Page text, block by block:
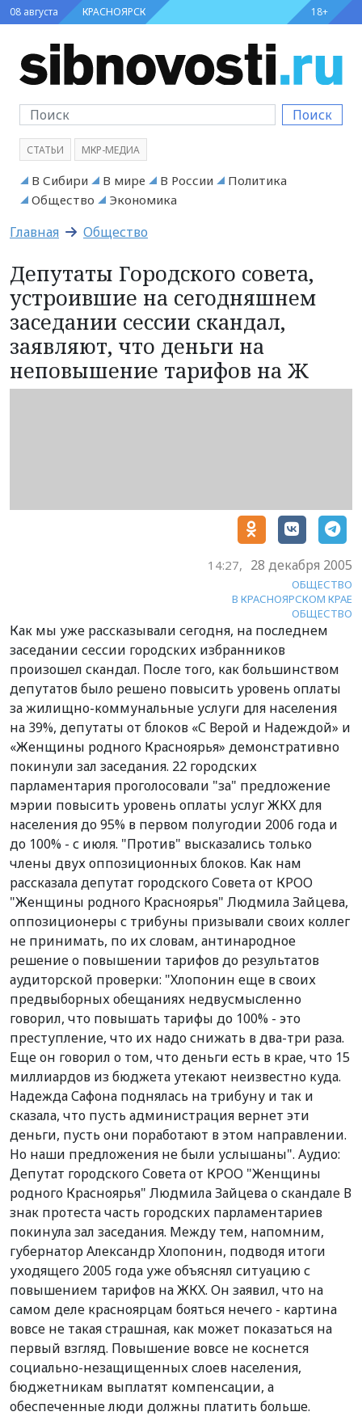
08 августа КРАСНОЯРСК 18+
Поиск
СТАТЬИ МКР-МЕДИА
В Сибири В мире В России
Политика
Общество
Экономика
Главная Общество
Депутаты Городского совета,
устроившие на сегодняшнем
заседании сессии скандал,
заявляют, что деньги на
неповышение тарифов на Ж
14:27, 28 декабря 2005
ОБЩЕСТВО
В КРАСНОЯРСКОМ КРАЕ
ОБЩЕСТВО
Как мы уже рассказывали сегодня, на последнем
заседании сессии городских избранников
произошел скандал. После того, как большинством
депутатов было решено повысить уровень оплаты
за жилищно-коммунальные услуги для населения
на 39%, депутаты от блоков «С Верой и Надеждой» и
«Женщины родного Красноярья» демонстративно
покинули зал заседания. 22 городских
парламентария проголосовали "за" предложение
мэрии повысить уровень оплаты услуг ЖКХ для
населения до 95% в первом полугодии 2006 года и
до 100% - с июля. "Против" высказались только
члены двух оппозиционных блоков. Как нам
рассказала депутат городского Совета от КРОО
"Женщины родного Красноярья" Людмила Зайцева,
оппозиционеры с трибуны призывали своих коллег
не принимать, по их словам, антинародное
решение о повышении тарифов до результатов
аудиторской проверки: "Хлопонин еще в своих
предвыборных обещаниях недвусмысленно
говорил, что повышать тарифы до 100% - это
преступление, что их надо снижать в два-три раза.
Еще он говорил о том, что деньги есть в крае, что 15
миллиардов из бюджета утекают неизвестно куда.
Надежда Сафона поднялась на трибуну и так и
сказала, что пусть администрация вернет эти
деньги, пусть они поработают в этом направлении.
Но наши предложения не были услышаны". Аудио:
Депутат городского Совета от КРОО "Женщины
родного Красноярья" Людмила Зайцева о скандале В
знак протеста часть городских парламентариев
покинула зал заседания. Между тем, напомним,
губернатор Александр Хлопонин, подводя итоги
уходящего 2005 года уже объяснял ситуацию с
повышением тарифов на ЖКХ. Он заявил, что на
самом деле красноярцам бояться нечего - картина
вовсе не такая страшная, как может показаться на
первый взгляд. Повышение вовсе не коснется
социально-незащищенных слоев населения,
бюджетникам выплатят компенсации, а
обеспеченные люди должны платить больше.